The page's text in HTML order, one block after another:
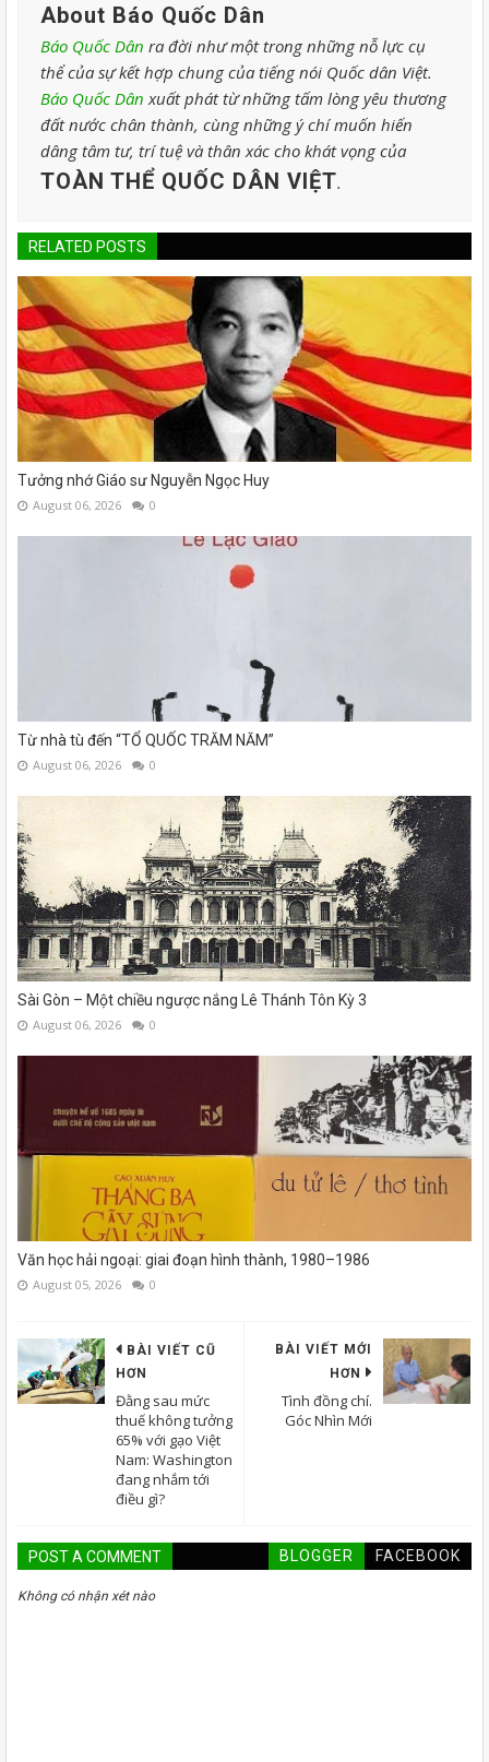
About Báo Quốc Dân
Báo Quốc Dân ra đời như một trong những nỗ lực cụ
thể của sự kết hợp chung của tiếng nói Quốc dân Việt.
Báo Quốc Dân xuất phát từ những tấm lòng yêu thương
đất nước chân thành, cùng những ý chí muốn hiến
dâng tâm tư, trí tuệ và thân xác cho khát vọng của
TOÀN THỂ QUỐC DÂN VIỆT.
RELATED POSTS
Tưởng nhớ Giáo sư Nguyễn Ngọc Huy
August 06, 2026 0
Từ nhà tù đến “TỔ QUỐC TRĂM NĂM”
August 06, 2026 0
Sài Gòn – Một chiều ngược nắng Lê Thánh Tôn Kỳ 3
August 06, 2026 0
Văn học hải ngoại: giai đoạn hình thành, 1980–1986
August 05, 2026 0
BÀI VIẾT MỚI
HƠN
Tình đồng chí.
Góc Nhìn Mới
BÀI VIẾT CŨ
HƠN
Đằng sau mức
thuế không tưởng
65% với gạo Việt
Nam: Washington
đang nhắm tới
điều gì?
POST A COMMENT BLOGGER FACEBOOK
Không có nhận xét nào